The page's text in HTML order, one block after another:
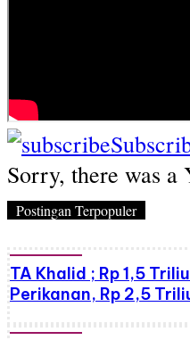
Sorry, there was a
Postingan Terpopuler
TA Khalid ; Rp 1,5
Perikanan, Rp 2,5